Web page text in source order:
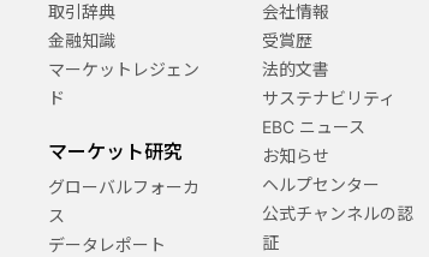
取引辞典
金融知識
マーケットレジェン
ド
マーケット研究
グローバルフォーカ
ス
データレポート
会社情報
受賞歴
法的文書
サステナビリティ
EBC ニュース
お知らせ
ヘルプセンター
公式チャンネルの認
証